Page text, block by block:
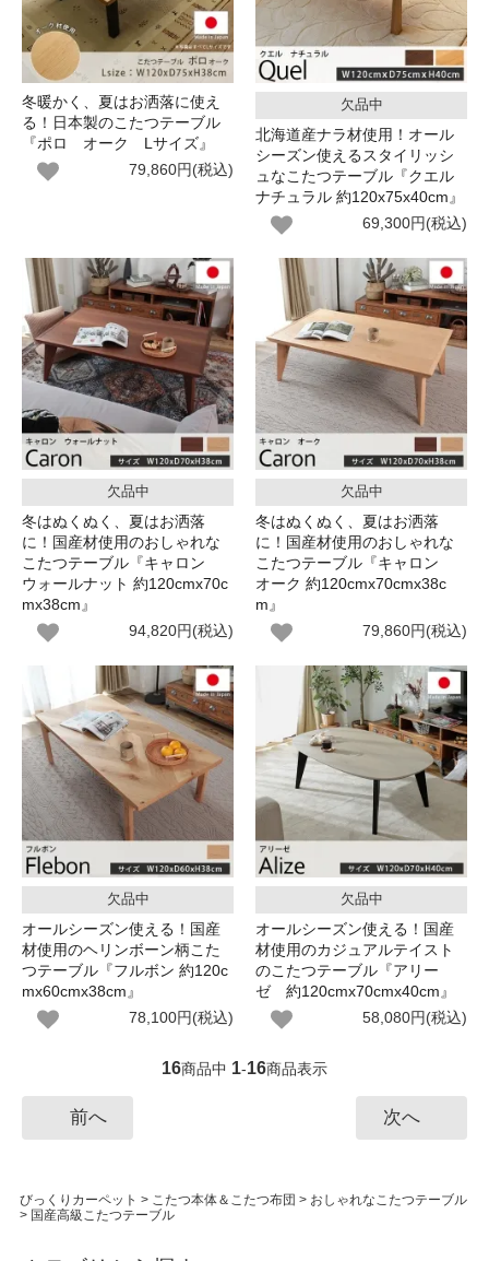
冬暖かく、夏はお洒落に使え
る！日本製のこたつテーブル
『ポロ オーク Lサイズ』
79,860円(税込)
欠品中
北海道産ナラ材使用！オール
シーズン使えるスタイリッシ
ュなこたつテーブル『クエル
ナチュラル 約120x75x40cm』
69,300円(税込)
欠品中
冬はぬくぬく、夏はお洒落
に！国産材使用のおしゃれな
こたつテーブル『キャロン
ウォールナット 約120cmx70c
mx38cm』
94,820円(税込)
欠品中
冬はぬくぬく、夏はお洒落
に！国産材使用のおしゃれな
こたつテーブル『キャロン
オーク 約120cmx70cmx38c
m』
79,860円(税込)
欠品中
オールシーズン使える！国産
材使用のヘリンボーン柄こた
つテーブル『フルボン 約120c
mx60cmx38cm』
78,100円(税込)
欠品中
オールシーズン使える！国産
材使用のカジュアルテイスト
のこたつテーブル『アリー
ゼ 約120cmx70cmx40cm』
58,080円(税込)
16商品中 1-16商品表示
前へ 次へ
びっくりカーペット > こたつ本体＆こたつ布団 > おしゃれなこたつテーブル
> 国産高級こたつテーブル